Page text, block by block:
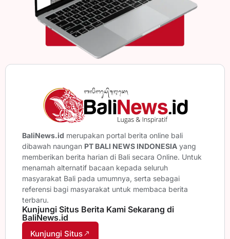
BaliNews.id merupakan portal berita online bali
dibawah naungan PT BALI NEWS INDONESIA yang
memberikan berita harian di Bali secara Online. Untuk
menamah alternatif bacaan kepada seluruh
masyarakat Bali pada umumnya, serta sebagai
referensi bagi masyarakat untuk membaca berita
terbaru.
Kunjungi Situs Berita Kami Sekarang di
BaliNews.id
Kunjungi Situs